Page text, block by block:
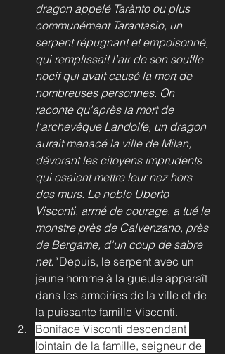
dragon appelé Tarànto ou plus
communément Tarantasio, un
serpent répugnant et empoisonné,
qui remplissait l’air de son souffle
nocif qui avait causé la mort de
nombreuses personnes. On
raconte qu'après la mort de
l'archevêque Landolfe, un dragon
aurait menacé la ville de Milan,
dévorant les citoyens imprudents
qui osaient mettre leur nez hors
des murs. Le noble Uberto
Visconti, armé de courage, a tué le
monstre près de Calvenzano, près
de Bergame, d'un coup de sabre
net." Depuis, le serpent avec un
jeune homme à la gueule apparaît
dans les armoiries de la ville et de
la puissante famille Visconti.
Boniface Visconti descendant
lointain de la famille, seigneur de